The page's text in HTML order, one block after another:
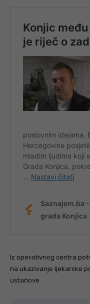
Iz operativnog centra
na ukazivanje ljekarske
ustanove.